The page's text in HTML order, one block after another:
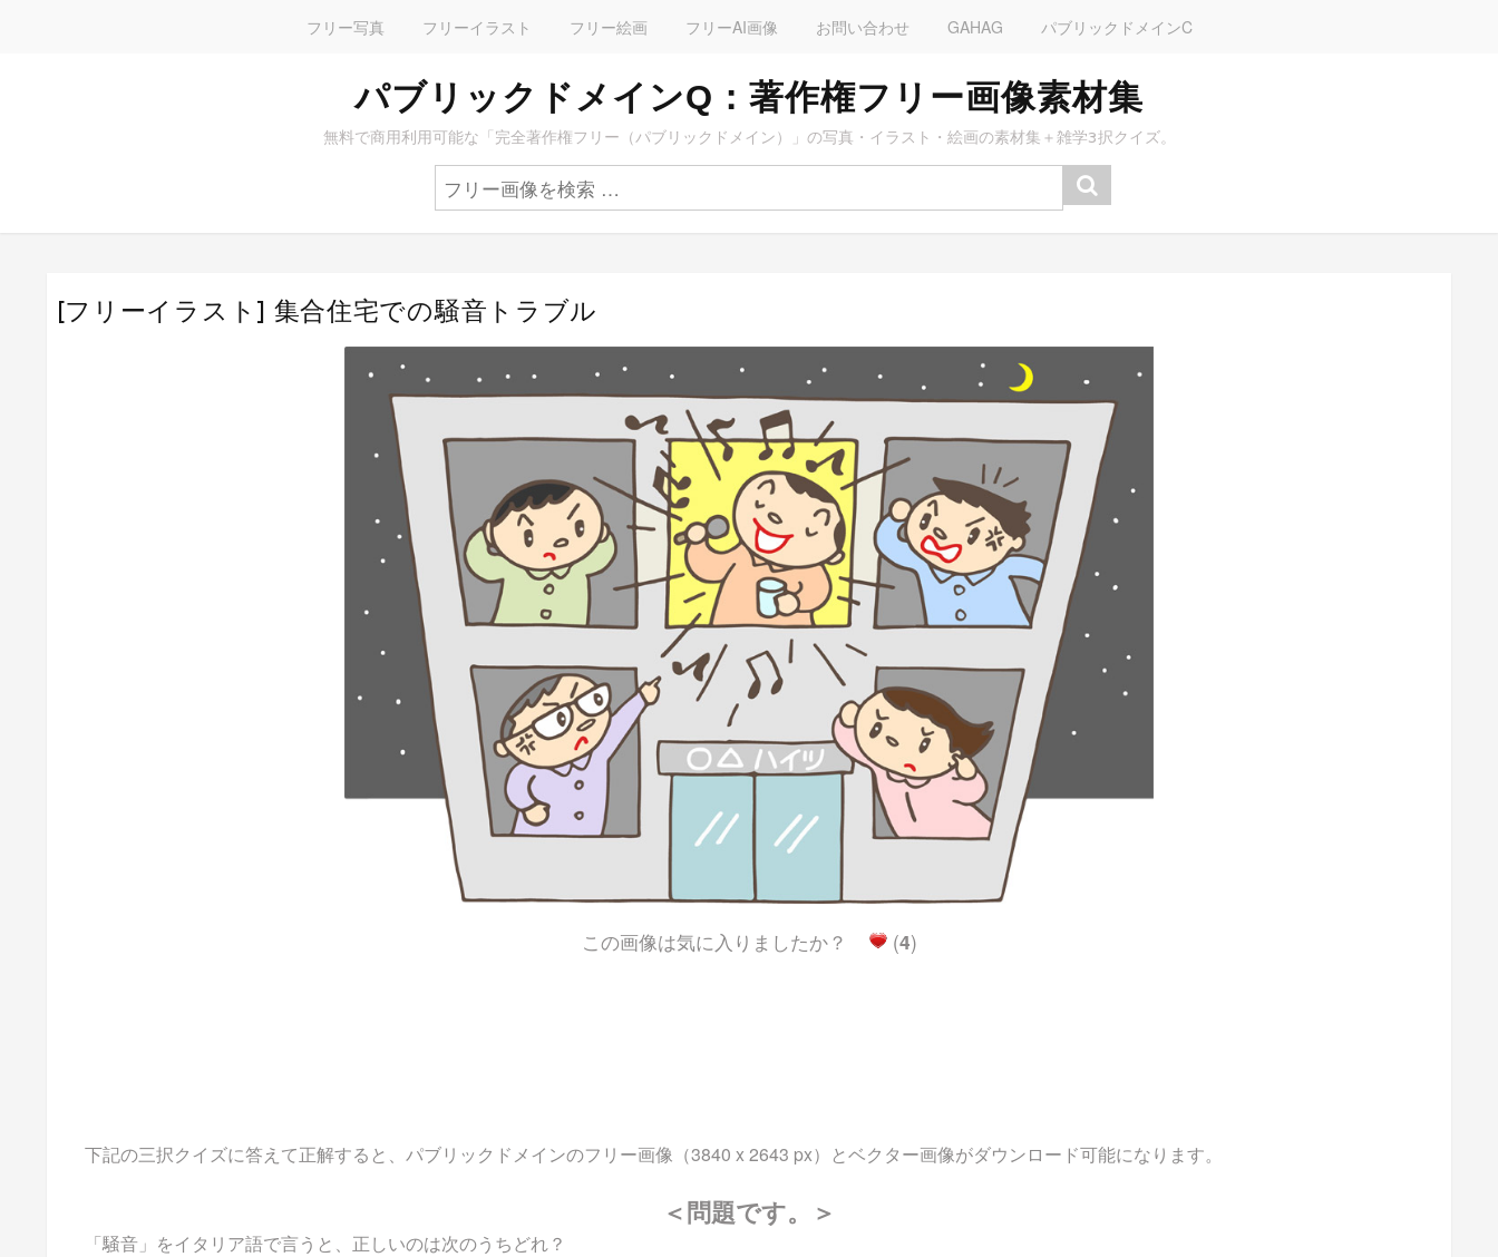
フリー写真 フリーイラスト フリー絵画 フリーAI画像 お問い合わせ GAHAG パブリックドメインC
パブリックドメインQ：著作権フリー画像素材集
無料で商用利用可能な「完全著作権フリー（パブリックドメイン）」の写真・イラスト・絵画の素材集＋雑学3択クイズ。
[フリーイラスト] 集合住宅での騒音トラブル
この画像は気に入りましたか？ (4)
下記の三択クイズに答えて正解すると、パブリックドメインのフリー画像（3840 x 2643 px）とベクター画像がダウンロード可能になります。
＜問題です。＞
「騒音」をイタリア語で言うと、正しいのは次のうちどれ？